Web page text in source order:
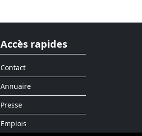
Accès rapides
Contact
Annuaire
Presse
Emplois